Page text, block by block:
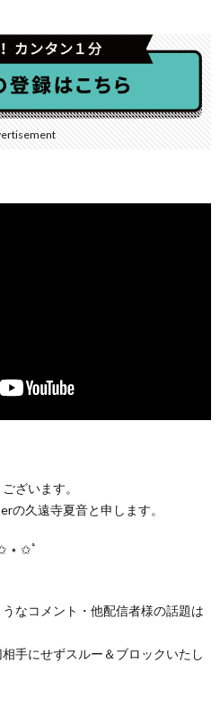
ざいます。
の久遠寺夏音と申します。
⋆ ✩ﾟ
なコメント・他配信者様の話題は
手にせずスルー＆ブロックいたし